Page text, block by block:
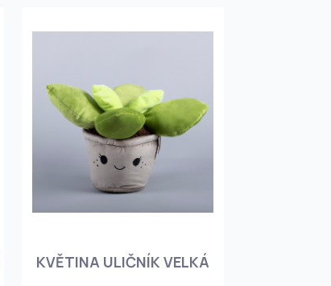
KVĚTINA ULIČNÍK VELKÁ